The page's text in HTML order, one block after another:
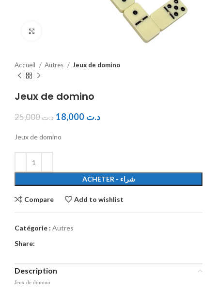
Accueil Autres Jeux de domino
Jeux de domino
د.ت25,000 د.ت
Jeux de domino
ACHETER - شراء
Compare Add to wishlist
Catégorie : Autres
Share:
Description
Jeux de domino